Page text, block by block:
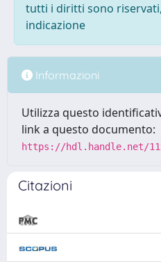
tutti i diritti sono
indicazione
Informazioni
Utilizza questo
link a questo documento:
https://hdl.handle.net/
Citazioni